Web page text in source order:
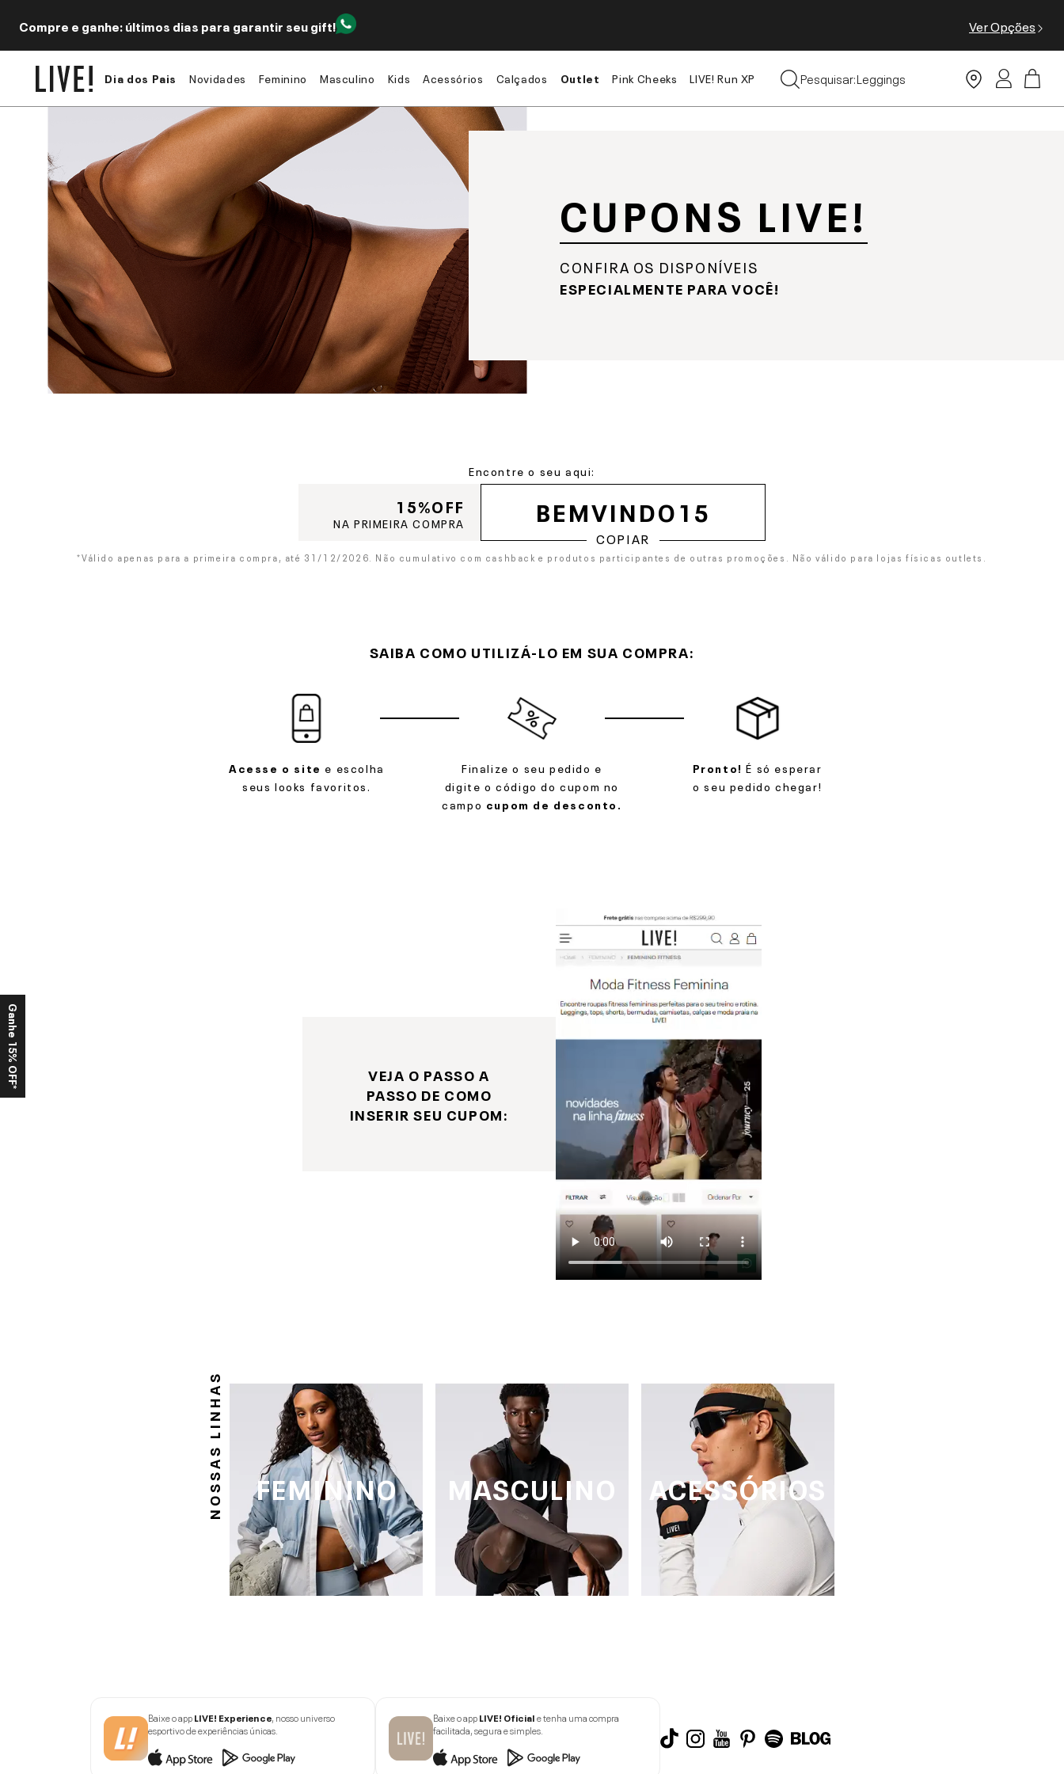
Compre e ganhe: últimos dias para garantir seu gift! Ver Opções
Dia dos Pais Novidades Feminino Masculino Kids Acessórios Calçados Outlet Pink Cheeks LIVE! Run XP Pesquisar:Moda Praia
Leggings
CUPONS LIVE!
CONFIRA OS DISPONÍVEIS
ESPECIALMENTE PARA VOCÊ!
Encontre o seu aqui:
15%OFF
NA PRIMEIRA COMPRA
COPIAR
*Válido apenas para a primeira compra, até 31/12/2026. Não cumulativo com cashback e produtos participantes de outras promoções. Não válido para lojas físicas outlets.
SAIBA COMO UTILIZÁ-LO EM SUA COMPRA:
Acesse o site e escolha
seus looks favoritos.
Finalize o seu pedido e
digite o código do cupom no
campo cupom de desconto.
Pronto! É só esperar
o seu pedido chegar!
VEJA O PASSO A
PASSO DE COMO
INSERIR SEU CUPOM:
NOSSAS LINHAS FEMININO MASCULINO ACESSÓRIOS
Baixe o appLIVE! Experience, nosso universo
esportivo de experiências únicas.
Baixe o appLIVE! Oficiale tenha uma compra
facilitada, segura e simples.
Ganhe 15% OFF*